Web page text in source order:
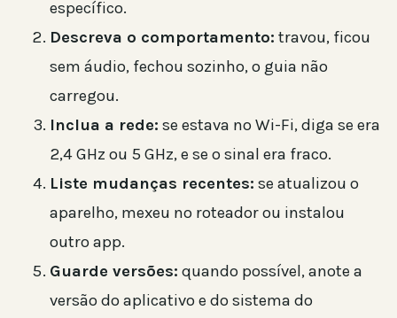
específico.
Descreva o comportamento: travou, ficou
sem áudio, fechou sozinho, o guia não
carregou.
Inclua a rede: se estava no Wi-Fi, diga se era
2,4 GHz ou 5 GHz, e se o sinal era fraco.
Liste mudanças recentes: se atualizou o
aparelho, mexeu no roteador ou instalou
outro app.
Guarde versões: quando possível, anote a
versão do aplicativo e do sistema do